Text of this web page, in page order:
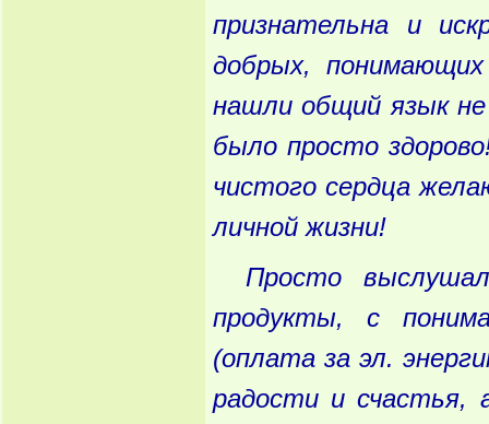
признательна и
добрых,
нашли общий язык
было просто
чистого сердца
личной жизни!
Просто
продукты, с
(оплата за эл.
радости и